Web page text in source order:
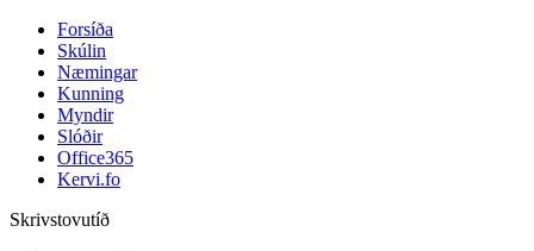
Forsíða
Skúlin
Næmingar
Kunning
Myndir
Slóðir
Office365
Kervi.fo
Skrivstovutíð